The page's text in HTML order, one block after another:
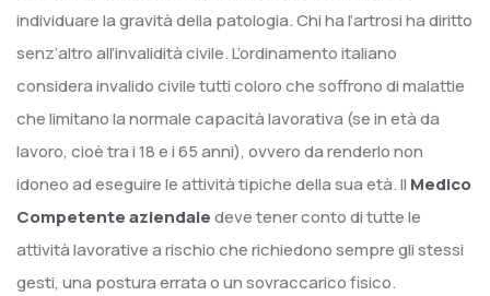
individuare la gravità della patologia. Chi ha l’artrosi ha diritto
senz’altro all’invalidità civile. L’ordinamento italiano
considera invalido civile tutti coloro che soffrono di malattie
che limitano la normale capacità lavorativa (se in età da
lavoro, cioè tra i 18 e i 65 anni), ovvero da renderlo non
idoneo ad eseguire le attività tipiche della sua età. Il Medico
Competente aziendaledeve tener conto di tutte le
attività lavorative a rischio che richiedono sempre gli stessi
gesti, una postura errata o un sovraccarico fisico.